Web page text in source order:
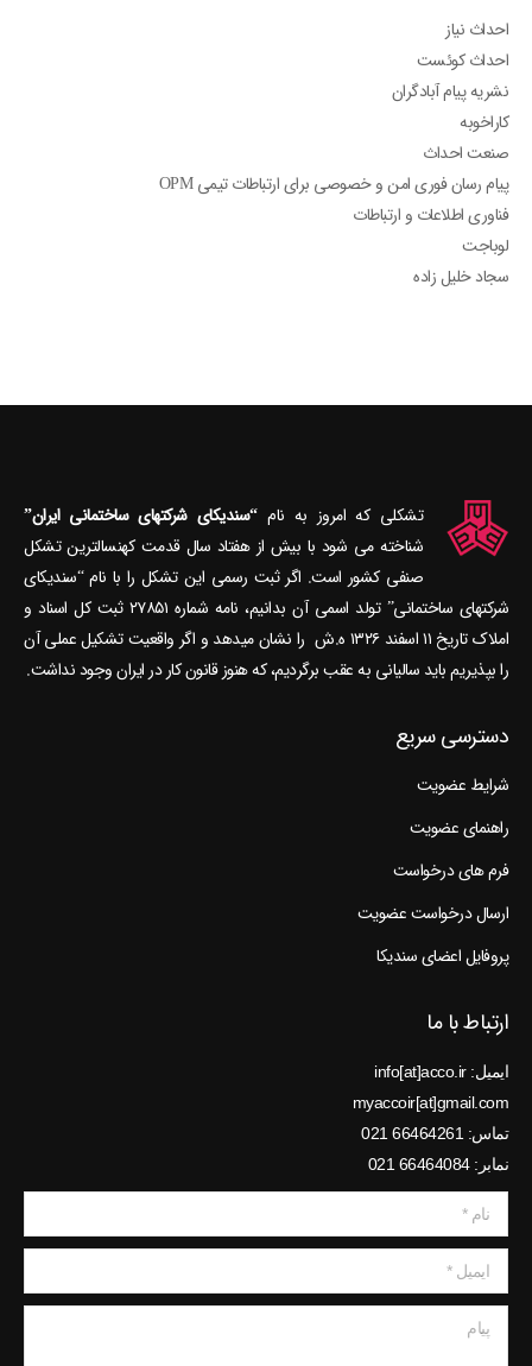
احداث نیاز
احداث کوئست
نشریه پیام آبادگران
کاراخوبه
صنعت احداث
پیام رسان فوری امن و خصوصی برای ارتباطات تیمی OPM
فناوری اطلاعات و ارتباطات
لوباجت
سجاد خلیل زاده
تشکلی که امروز به نام“سندیکای شرکتهای ساختمانی ایران”
شناخته می‎ شود با بیش از هفتاد سال قدمت کهنسال‎ترین تشکل
صنفی کشور است. اگر ثبت رسمی این تشکل را با نام “سندیکای
شرکتهای ساختمانی” تولد اسمی آن بدانیم، نامه شماره ۲۷۸۵۱ ثبت کل اسناد و
املاک تاریخ ۱۱ اسفند ۱۳۲۶ ه.ش را نشان می‎دهد و اگر واقعیت تشکیل عملی آن
را بپذیریم باید سالیانی به عقب برگردیم، که هنوز قانون کار در ایران وجود نداشت.
دسترسی سریع
شرایط عضویت
راهنمای عضویت
فرم های درخواست
ارسال درخواست عضویت
پروفایل اعضای سندیکا
ارتباط با ما
ایمیل: info[at]acco.ir
myaccoir[at]gmail.com
تماس: 66464261 021
نمابر: 66464084 021
نام *
ایمیل *